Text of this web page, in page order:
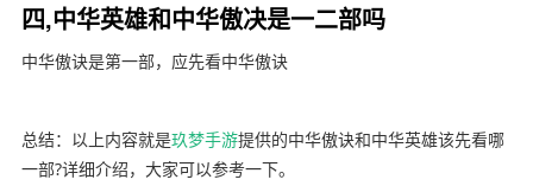
四,中华英雄和中华傲决是一二部吗
中华傲诀是第一部，应先看中华傲诀
总结：以上内容就是玖梦手游提供的中华傲诀和中华英雄该先看哪
一部?详细介绍，大家可以参考一下。